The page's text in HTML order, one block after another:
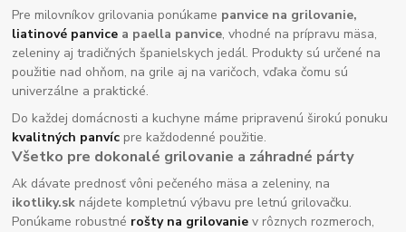
Pre milovníkov grilovania ponúkame panvice na grilovanie,
liatinové panvice a paella panvice, vhodné na prípravu mäsa,
zeleniny aj tradičných španielskych jedál. Produkty sú určené na
použitie nad ohňom, na grile aj na varičoch, vďaka čomu sú
univerzálne a praktické.
Do každej domácnosti a kuchyne máme pripravenú širokú ponuku
kvalitných panvíc pre každodenné použitie.
Všetko pre dokonalé grilovanie a záhradné párty
Ak dávate prednosť vôni pečeného mäsa a zeleniny, na
ikotliky.sk nájdete kompletnú výbavu pre letnú grilovačku.
Ponúkame robustné rošty na grilovanie v rôznych rozmeroch,